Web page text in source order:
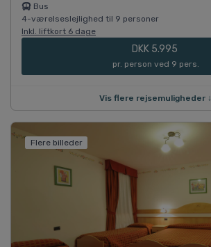
Bus
4-værelseslejlighed til 9 personer
Inkl. liftkort 6 dage
DKK 5.995
pr. person ved 9 pers.
Vis flere rejsemuligheder ↓
Flere billeder